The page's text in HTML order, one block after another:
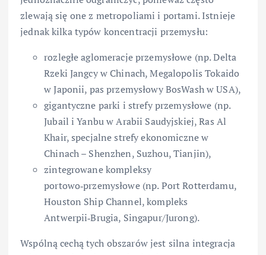
zlewają się one z metropoliami i portami. Istnieje
jednak kilka typów koncentracji przemysłu:
rozległe aglomeracje przemysłowe (np. Delta
Rzeki Jangcy w Chinach, Megalopolis Tokaido
w Japonii, pas przemysłowy BosWash w USA),
gigantyczne parki i strefy przemysłowe (np.
Jubail i Yanbu w Arabii Saudyjskiej, Ras Al
Khair, specjalne strefy ekonomiczne w
Chinach – Shenzhen, Suzhou, Tianjin),
zintegrowane kompleksy
portowo‑przemysłowe (np. Port Rotterdamu,
Houston Ship Channel, kompleks
Antwerpii‑Brugia, Singapur/Jurong).
Wspólną cechą tych obszarów jest silna integracja